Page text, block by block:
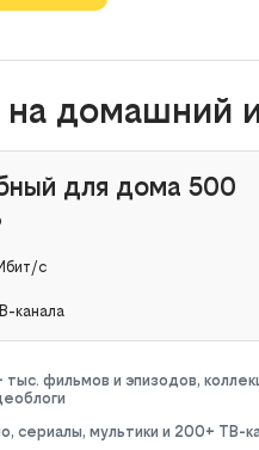
домашний
для дома 500
с
канала
тыс. фильмов и эпизодов,
сериалы, мультики и 200+ ТВ-